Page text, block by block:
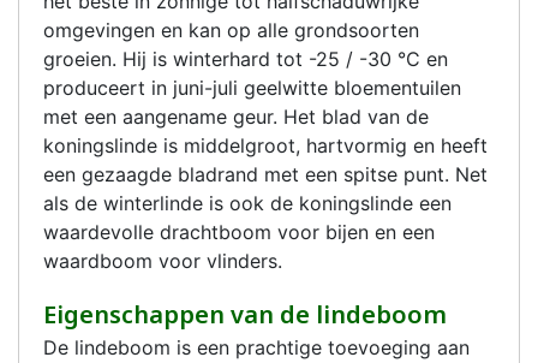
omgevingen en kan op alle grondsoorten
groeien. Hij is winterhard tot -25 / -30 °C en
produceert in juni-juli geelwitte bloementuilen
met een aangename geur. Het blad van de
koningslinde is middelgroot, hartvormig en heeft
een gezaagde bladrand met een spitse punt. Net
als de winterlinde is ook de koningslinde een
waardevolle drachtboom voor bijen en een
waardboom voor vlinders.
Eigenschappen van de lindeboom
De lindeboom is een prachtige toevoeging aan